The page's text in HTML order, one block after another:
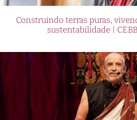
Construindo terras puras,
sustentabilidade |